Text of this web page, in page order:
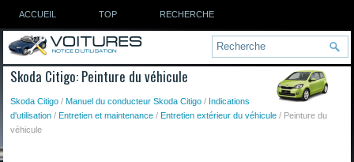
ACCUEIL TOP RECHERCHE
Skoda Citigo: Peinture du véhicule
Skoda Citigo /Manuel du conducteur Skoda Citigo / Indications
d'utilisation /Entretien et maintenance /Entretien extérieur du véhicule / Peinture du
véhicule